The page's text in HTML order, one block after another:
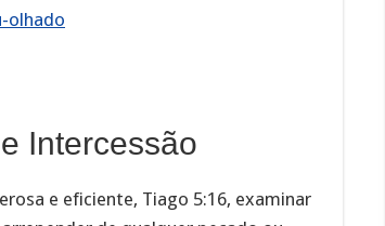
olhado
Intercessão
e eficiente, Tiago 5:16, examinar